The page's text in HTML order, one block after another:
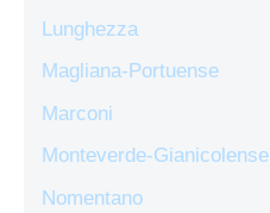
Lunghezza
Magliana-Portuense
Marconi
Monteverde-Gianicolense
Nomentano